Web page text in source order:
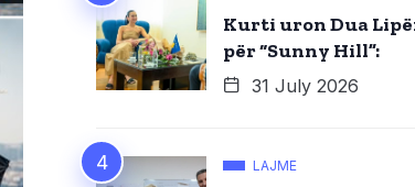
Kurti uron Dua
për “Sunny Hill”:
31 July 2026
LAJME